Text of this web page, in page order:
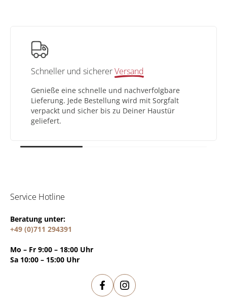
Schneller und sichererVersand
Genieße eine schnelle und nachverfolgbare
Lieferung. Jede Bestellung wird mit Sorgfalt
verpackt und sicher bis zu Deiner Haustür
geliefert.
Service Hotline
Beratung unter:
+49 (0)711 294391
Mo – Fr 9:00 – 18:00 Uhr
Sa 10:00 – 15:00 Uhr